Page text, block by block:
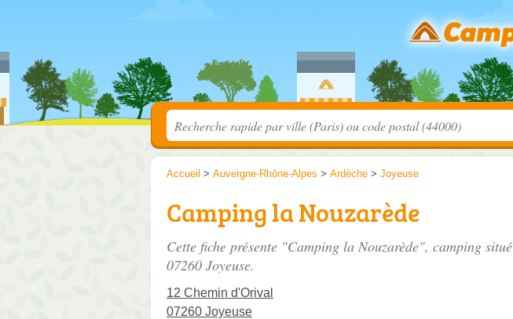
Accueil > Auvergne-Rhône-Alpes > Ardèche > Joyeuse
Camping la Nouzarède
Cette fiche présente "Camping la Nouzarède", camping situé
07260 Joyeuse.
12 Chemin d'Orival
07260 Joyeuse